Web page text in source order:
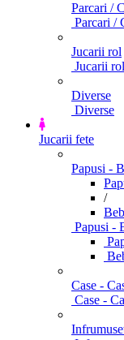
Parcari /
Parcari /
Jucarii rol
Jucarii rol
Diverse
Diverse
Jucarii fete
Papusi -
/
Papusi -
Case -
Case -